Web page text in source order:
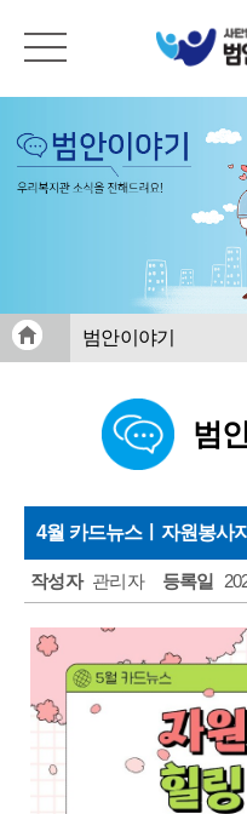
범안이야기
범
4월 카드뉴스ㅣ자원봉사
작성자 관리자 등록일